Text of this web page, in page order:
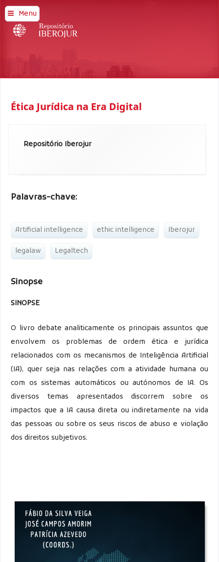
Menu
Ética Jurídica na Era Digital
Repositório Iberojur
Palavras-chave:
Artificial intelligence ethic intelligence Iberojur
legalaw Legaltech
Sinopse
SINOPSE
O livro debate analiticamente os principais assuntos que
envolvem os problemas de ordem ética e jurídica
relacionados com os mecanismos de Inteligência Artificial
(IA), quer seja nas relações com a atividade humana ou
com os sistemas automáticos ou autónomos de IA. Os
diversos temas apresentados discorrem sobre os
impactos que a IA causa direta ou indiretamente na vida
das pessoas ou sobre os seus riscos de abuso e violação
dos direitos subjetivos.